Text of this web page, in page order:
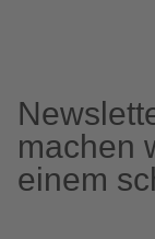
machen
einem